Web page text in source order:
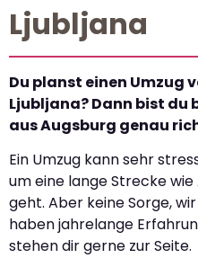
Ljubljana
Du planst einen Umzug
Ljubljana? Dann bist du
aus Augsburg genau
Ein Umzug kann sehr
um eine lange Strecke
geht. Aber keine Sorge,
haben jahrelange
stehen dir gerne zur Seite.